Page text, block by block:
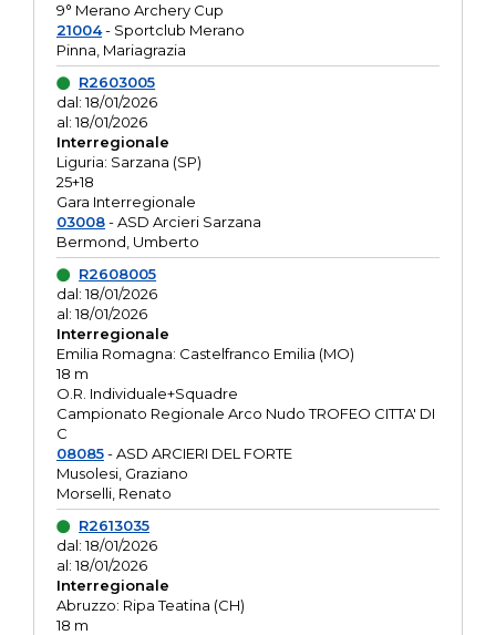
9° Merano Archery Cup
21004- Sportclub Merano
Pinna, Mariagrazia
R2603005
dal: 18/01/2026
al: 18/01/2026
Interregionale
Liguria: Sarzana (SP)
25+18
Gara Interregionale
03008- ASD Arcieri Sarzana
Bermond, Umberto
R2608005
dal: 18/01/2026
al: 18/01/2026
Interregionale
Emilia Romagna: Castelfranco Emilia (MO)
18 m
O.R. Individuale+Squadre
Campionato Regionale Arco Nudo TROFEO CITTA' DI
C
08085- ASD ARCIERI DEL FORTE
Musolesi, Graziano
Morselli, Renato
R2613035
dal: 18/01/2026
al: 18/01/2026
Interregionale
Abruzzo: Ripa Teatina (CH)
18 m